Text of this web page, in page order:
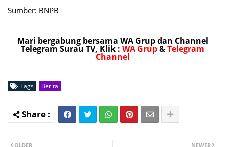
Sumber: BNPB
Mari bergabung bersama WA Grup dan Channel
Telegram Surau TV, Klik : WA Grup&Telegram
Channel
Tags Berita
NEWER
OLDER